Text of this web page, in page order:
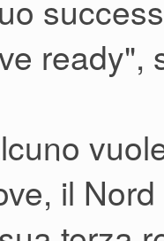
ready",
il